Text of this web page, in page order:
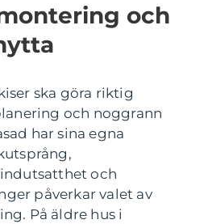
och
ska göra riktig
och noggrann
har sina egna
och
påverkar valet av
På äldre hus i